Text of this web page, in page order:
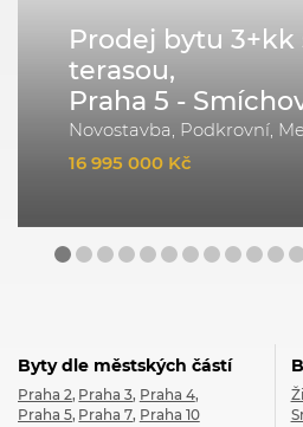
Prodej bytu 3+kk
terasou,
Praha 5 -
Novostavba, Podkrovní,
16 995 000 Kč
Byty dle městských částí
Praha 2 Praha 3 Praha 4
Praha 5 Praha 7 Praha 10